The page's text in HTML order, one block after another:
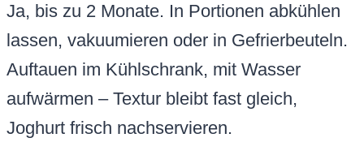
Ja, bis zu 2 Monate. In Portionen abkühlen
lassen, vakuumieren oder in Gefrierbeuteln.
Auftauen im Kühlschrank, mit Wasser
aufwärmen – Textur bleibt fast gleich,
Joghurt frisch nachservieren.